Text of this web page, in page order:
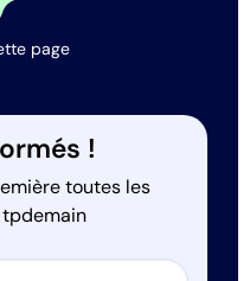
page
!
toutes les